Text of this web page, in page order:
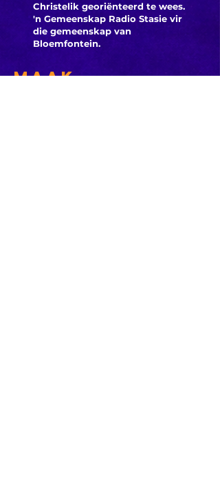
Christelik georiënteerd te wees.
'n Gemeenskap Radio Stasie vir
die gemeenskap van
Bloemfontein.
Maak